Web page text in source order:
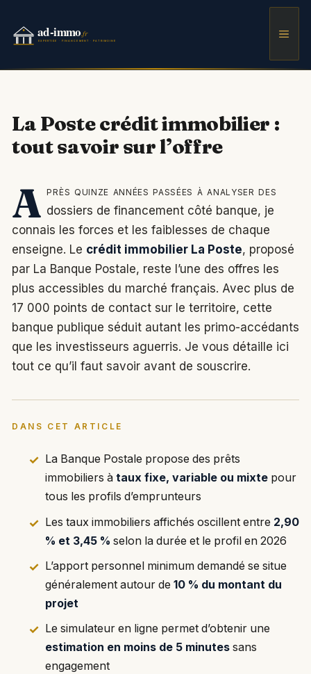
contenu
La Poste crédit immobilier :
tout savoir sur l’offre
A près quinze années passées à analyser des
dossiers de financement côté banque, je
connais les forces et les faiblesses de chaque
enseigne. Le crédit immobilier La Poste, proposé
par La Banque Postale, reste l’une des offres les
plus accessibles du marché français. Avec plus de
17 000 points de contact sur le territoire, cette
banque publique séduit autant les primo-accédants
que les investisseurs aguerris. Je vous détaille ici
tout ce qu’il faut savoir avant de souscrire.
DANS CET ARTICLE
La Banque Postale propose des prêts
immobiliers à taux fixe, variable ou mixtepour
tous les profils d’emprunteurs
Les taux immobiliers affichés oscillent entre 2,90
% et 3,45 % selon la durée et le profil en 2026
L’apport personnel minimum demandé se situe
généralement autour de 10 % du montant du
projet
Le simulateur en ligne permet d’obtenir une
estimation en moins de 5 minutessans
engagement